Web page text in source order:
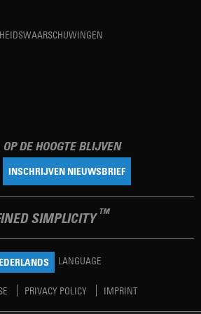
OP DE HOOGTE BLIJVEN
INSCHRIJVEN NIEUWSBRIEF
SIMPLICITY TM
LANGUAGE
PRIVACY POLICY IMPRINT